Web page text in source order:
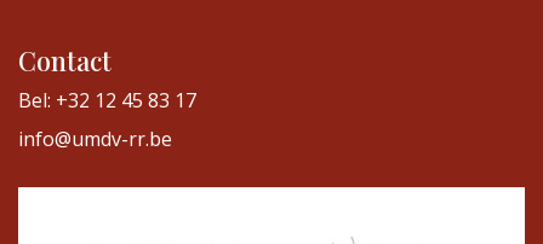
Contact
Bel: +32 12 45 83 17
info@umdv-rr.be